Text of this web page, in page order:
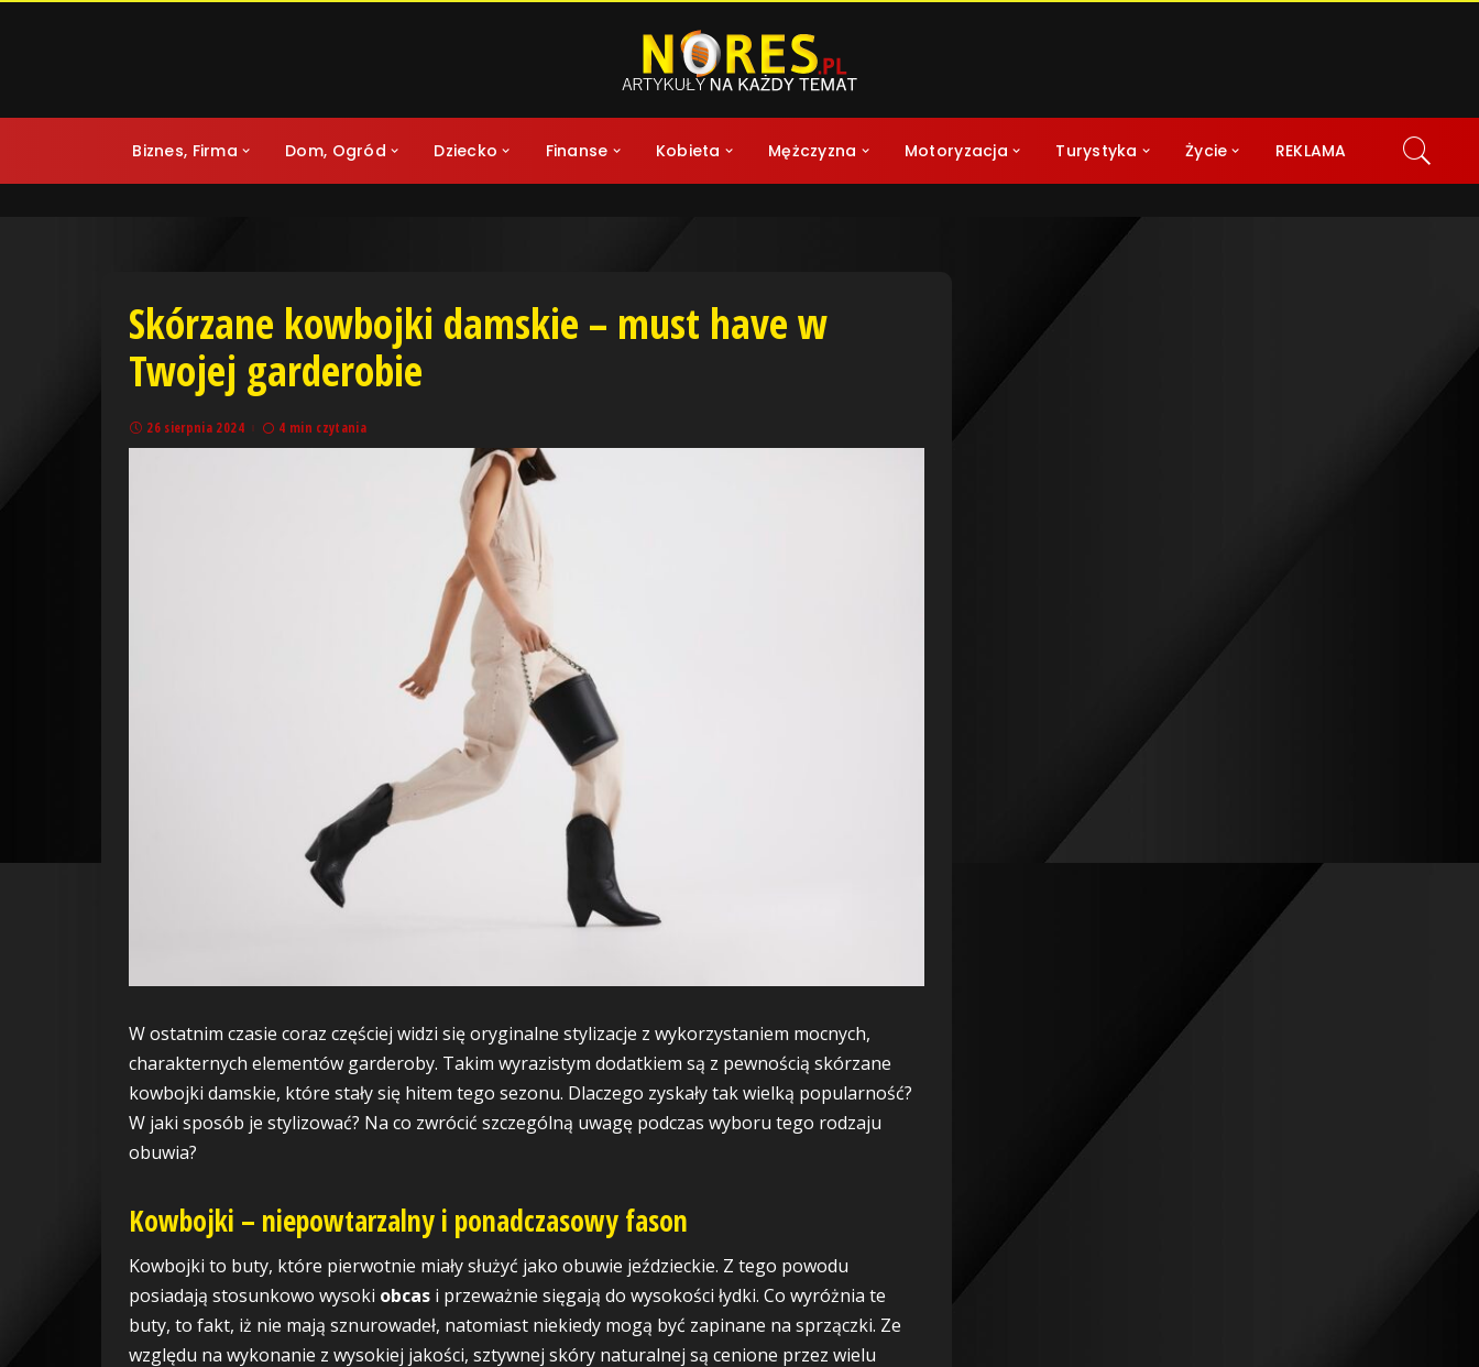
Biznes, Firma Dom, Ogród Dziecko Finanse Kobieta Mężczyzna Motoryzacja Turystyka Życie REKLAMA
Skórzane kowbojki damskie – must have w
Twojej garderobie
26 sierpnia 2024 4 min czytania
W ostatnim czasie coraz częściej widzi się oryginalne stylizacje z wykorzystaniem mocnych,
charakternych elementów garderoby. Takim wyrazistym dodatkiem są z pewnością skórzane
kowbojki damskie, które stały się hitem tego sezonu. Dlaczego zyskały tak wielką popularność?
W jaki sposób je stylizować? Na co zwrócić szczególną uwagę podczas wyboru tego rodzaju
obuwia?
Kowbojki – niepowtarzalny i ponadczasowy fason
Kowbojki to buty, które pierwotnie miały służyć jako obuwie jeździeckie. Z tego powodu
posiadają stosunkowo wysoki obcas i przeważnie sięgają do wysokości łydki. Co wyróżnia te
buty, to fakt, iż nie mają sznurowadeł, natomiast niekiedy mogą być zapinane na sprzączki. Ze
względu na wykonanie z wysokiej jakości, sztywnej skóry naturalnej są cenione przez wielu